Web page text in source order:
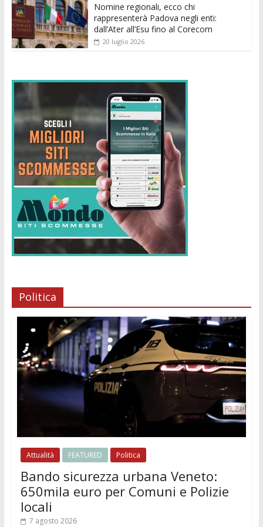
Nomine regionali, ecco chi
rappresenterà Padova negli enti:
dall’Ater all’Esu fino al Corecom
20 luglio 2026
Politica
Attualità FEATURED Politica
Bando sicurezza urbana Veneto:
650mila euro per Comuni e Polizie
locali
7 agosto 2026